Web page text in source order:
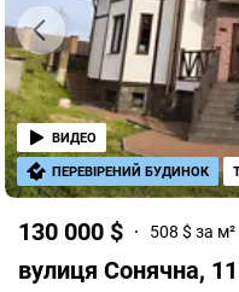
130 000 $ 508 $ за м²
вулиця Сонячна, 11
ВИДЕО
ПЕРЕВІРЕНИЙ БУДИНОК